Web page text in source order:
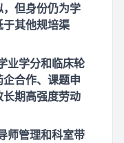
但身份仍为学
其他规培渠
业学分和临床轮
合作、课题申
期高强度劳动
师管理和科室带